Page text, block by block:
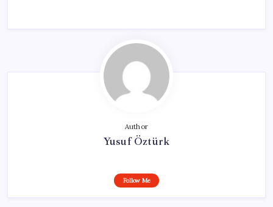
Author
Yusuf Öztürk
Follow Me